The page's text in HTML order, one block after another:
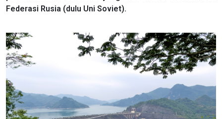
Federasi Rusia (dulu Uni Soviet).